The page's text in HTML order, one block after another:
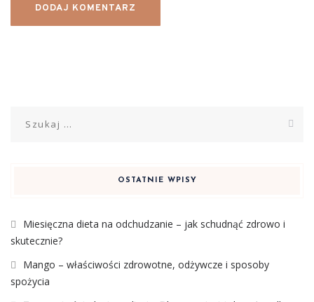
OSTATNIE WPISY
Miesięczna dieta na odchudzanie – jak schudnąć zdrowo i
skutecznie?
Mango – właściwości zdrowotne, odżywcze i sposoby
spożycia